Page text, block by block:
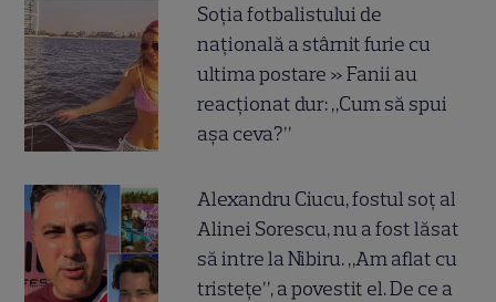
Soția fotbalistului de
națională a stârnit furie cu
ultima postare » Fanii au
reacționat dur: „Cum să spui
așa ceva?”
Alexandru Ciucu, fostul soț al
Alinei Sorescu, nu a fost lăsat
să intre la Nibiru. „Am aflat cu
tristețe”, a povestit el. De ce a